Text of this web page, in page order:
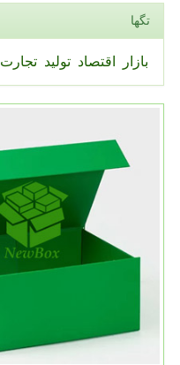
تگها
بازار اقتصاد تولید تجارت